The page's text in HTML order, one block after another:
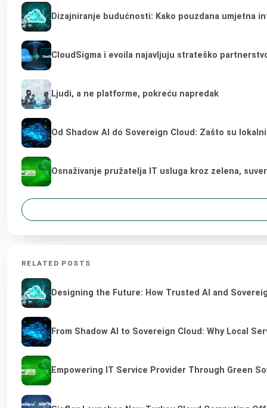
Dizajniranje budućnosti: Kako pouzdana umjetna
CloudSigma i evoila najavljuju strateško
Ljudi, a ne platforme, pokreću napredak
Od Shadow AI do Sovereign Cloud: Zašto su
Osnaživanje pružatelja IT usluga kroz zelena,
RELATED POSTS
Designing the Future: How Trusted AI and
From Shadow AI to Sovereign Cloud: Why Local
Empowering IT Service Provider Through Green